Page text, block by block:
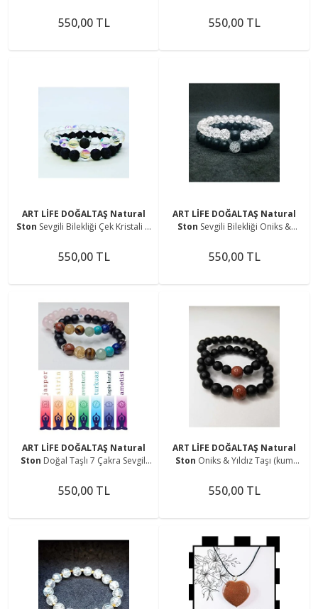
Lazuli,turkuazaventurin,kaplangöz
ü,sitrin,jasper Sevgili Bilekliği
550,00 TL
kaplangözü-sitrin-jasper
550,00 TL
ART LİFE DOĞALTAŞ Natural
Ston Sevgili Bilekliği Çek Kristali &
550,00 TL
ART LİFE DOĞALTAŞ Natural
Ston Sevgili Bilekliği Oniks &
550,00 TL
ART LİFE DOĞALTAŞ Natural
Ston Doğal Taşlı 7 Çakra Sevgili
turkuaz-aventurin-kaplangözü-
sitrin-jasper
550,00 TL
ART LİFE DOĞALTAŞ Natural
Ston Oniks & Yıldız Taşı (kum
550,00 TL